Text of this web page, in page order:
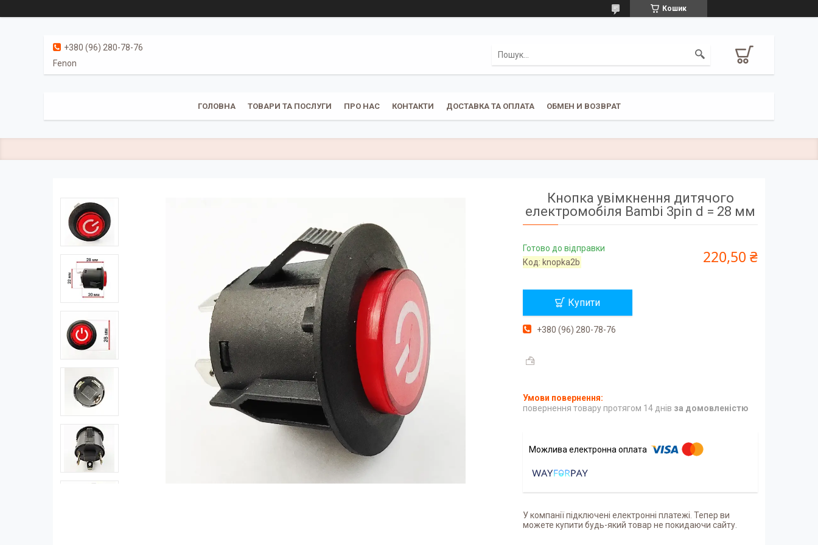
Кошик
+380 (96) 280-78-76
Fenon
ГОЛОВНА ТОВАРИ ТА ПОСЛУГИ ПРО НАС КОНТАКТИ ДОСТАВКА ТА ОПЛАТА ОБМЕН И ВОЗВРАТ
Кнопка увімкнення дитячого
електромобіля Bambi 3pin d = 28 мм
Готово до відправки
Код: knopka2b 220,50 ₴
Купити
+380 (96) 280-78-76
повернення товару протягом 14 днів за домовленістю
У компанії підключені електронні платежі. Тепер ви
можете купити будь-який товар не покидаючи сайту.